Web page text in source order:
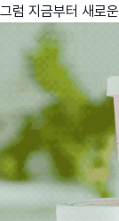
그럼 지금부터 새로